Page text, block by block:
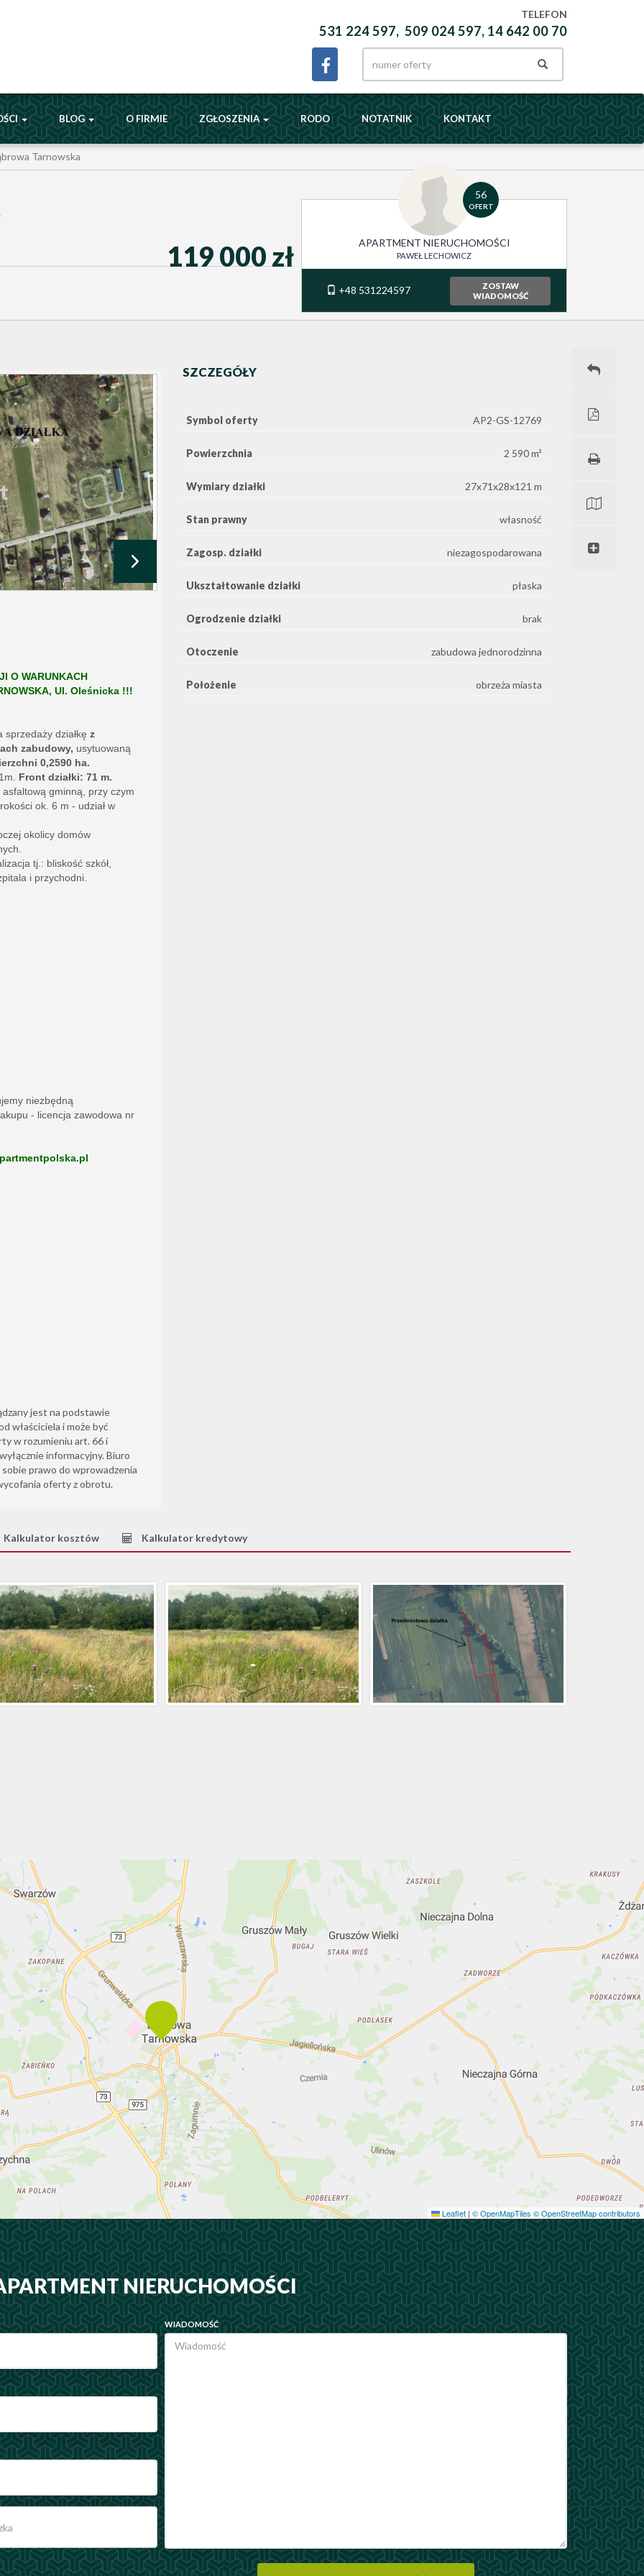
TELEFON
531 224 597, 509 024 597, 14 642 00 70
BLOG O FIRMIE ZGŁOSZENIA RODO NOTATNIK KONTAKT
Tarnowska
119 000 zł
56
OFERT
APARTMENT NIERUCHOMOŚCI
PAWEŁ LECHOWICZ
+48 531224597
ZOSTAW
WIADOMOŚĆ
O WARUNKACH
Ul. Oleśnicka !!!
działkę z
zabudowy, usytuowaną
0,2590 ha.
Front działki: 71 m.
gminną, przy czym
ok. 6 m - udział w
okolicy domów
tj.: bliskość szkół,
i przychodni.
niezbędną
- licencja zawodowa nr
jest na podstawie
właściciela i może być
w rozumieniu art. 66 i
informacyjny. Biuro
prawo do wprowadzenia
oferty z obrotu.
SZCZEGÓŁY
Symbol oferty AP2-GS-12769
Powierzchnia 2 590 m²
Wymiary działki 27x71x28x121 m
Stan prawny własność
Zagosp. działki niezagospodarowana
Ukształtowanie działki płaska
Ogrodzenie działki brak
Otoczenie zabudowa jednorodzinna
Położenie obrzeża miasta
Kalkulator kosztów Kalkulator kredytowy
Leaflet | © OpenMapTiles © OpenStreetMap contributors
NIERUCHOMOŚCI
WIADOMOŚĆ